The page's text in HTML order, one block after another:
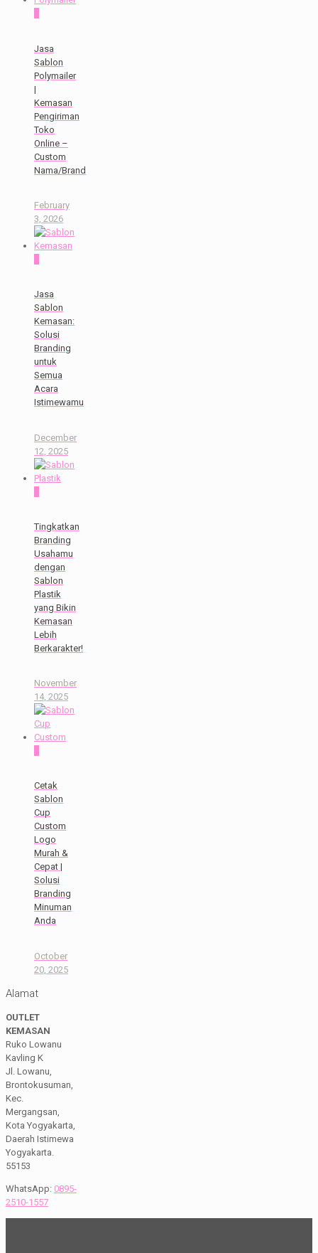
Jasa
Sablon
Polymailer
|
Kemasan
Pengiriman
Toko
Online –
Custom
Nama/Brand
February
3, 2026
Jasa
Sablon
Kemasan:
Solusi
Branding
untuk
Semua
Acara
Istimewamu
December
12, 2025
Tingkatkan
Branding
Usahamu
dengan
Sablon
Plastik
yang Bikin
Kemasan
Lebih
Berkarakter!
November
14, 2025
Cetak
Sablon
Cup
Custom
Logo
Murah &
Cepat |
Solusi
Branding
Minuman
Anda
October
20, 2025
Alamat
OUTLET
KEMASAN
Ruko Lowanu
Kavling K
Jl. Lowanu,
Brontokusuman,
Kec.
Mergangsan,
Kota Yogyakarta,
Daerah Istimewa
Yogyakarta.
55153
WhatsApp: 0895-
2510-1557